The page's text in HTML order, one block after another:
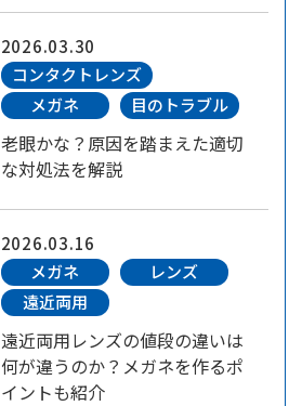
2026.03.30
コンタクトレンズ
メガネ
目のトラブル
老眼かな？原因を踏まえた適切
な対処法を解説
2026.03.16
メガネ
レンズ
遠近両用
遠近両用レンズの値段の違いは
何が違うのか？メガネを作るポ
イントも紹介